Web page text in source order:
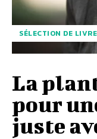
SÉLECTION DE
La
pour
juste